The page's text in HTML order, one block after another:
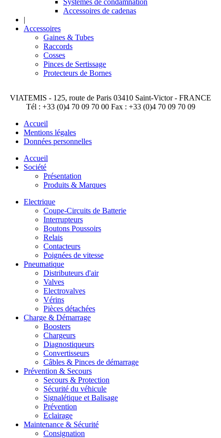
Accessoires de cadenas
|
Accessoires
Gaines & Tubes
Raccords
Cosses
Pinces de Sertissage
Protecteurs de Bornes
VIATEMIS - 125, route de Paris 03410 Saint-Victor - FRANCE
Tél : +33 (0)4 70 09 70 00 Fax : +33 (0)4 70 09 70 09
Accueil
Mentions légales
Données personnelles
Accueil
Société
Présentation
Produits & Marques
Electrique
Coupe-Circuits de Batterie
Interrupteurs
Boutons Poussoirs
Relais
Contacteurs
Poignées de vitesse
Pneumatique
Distributeurs d'air
Valves
Electrovalves
Vérins
Pièces détachées
Charge & Démarrage
Boosters
Chargeurs
Diagnostiqueurs
Convertisseurs
Câbles & Pinces de démarrage
Prévention & Secours
Secours & Protection
Sécurité du véhicule
Signalétique et Balisage
Prévention
Eclairage
Maintenance & Sécurité
Consignation